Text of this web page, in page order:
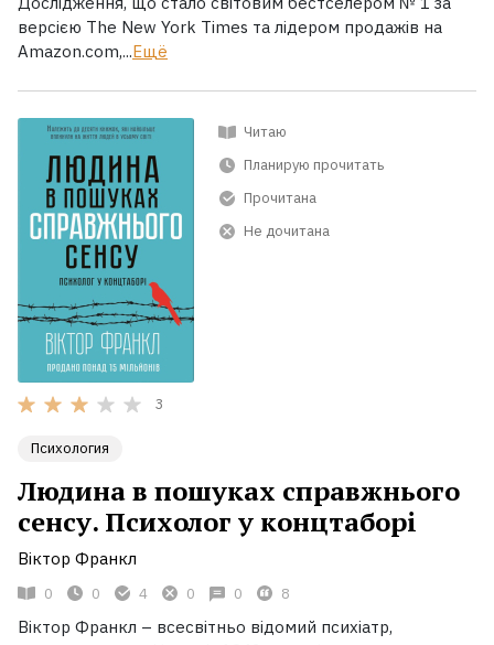
версією The New York Times та лідером продажів на
Amazon.com,...Ещё
Читаю
Планирую прочитать
Прочитана
Не дочитана
3
Психология
Людина в пошуках справжнього
сенсу. Психолог у концтаборі
Віктор Франкл
0 0 4 0 0 8
Віктор Франкл – всесвітньо відомий психіатр,